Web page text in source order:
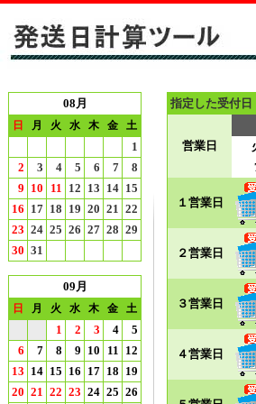
08月
日 月 火 水 木 金 土
1
2
3 4 5 6 7
8
9 10 11 12 13 14 15
16 17 18 19 20 21 22
23 24 25 26 27 28 29
30 31
09月
日 月 火 水 木 金 土
1 2 3 4
5
6
7 8 9 10 11 12
13 14 15 16 17 18 19
20 21 22 23 24 25 26
指定した受付
営業日
１営業日
２営業日
３営業日
４営業日